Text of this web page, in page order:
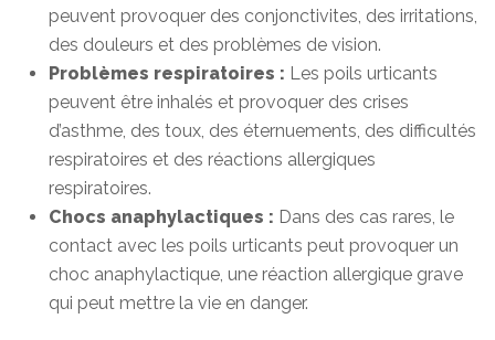
peuvent provoquer des conjonctivites, des irritations,
des douleurs et des problèmes de vision.
Problèmes respiratoires : Les poils urticants
peuvent être inhalés et provoquer des crises
d’asthme, des toux, des éternuements, des difficultés
respiratoires et des réactions allergiques
respiratoires.
Chocs anaphylactiques : Dans des cas rares, le
contact avec les poils urticants peut provoquer un
choc anaphylactique, une réaction allergique grave
qui peut mettre la vie en danger.